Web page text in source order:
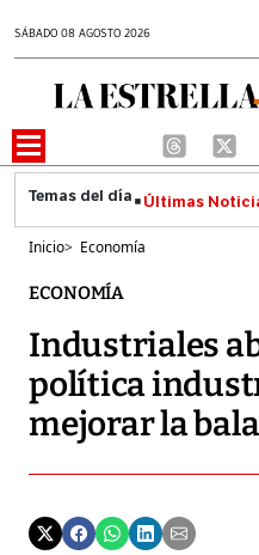
SÁBADO 08 AGOSTO 2026
Últimas
Inicio> Economía
ECONOMÍA
Industriales
política
mejorar la